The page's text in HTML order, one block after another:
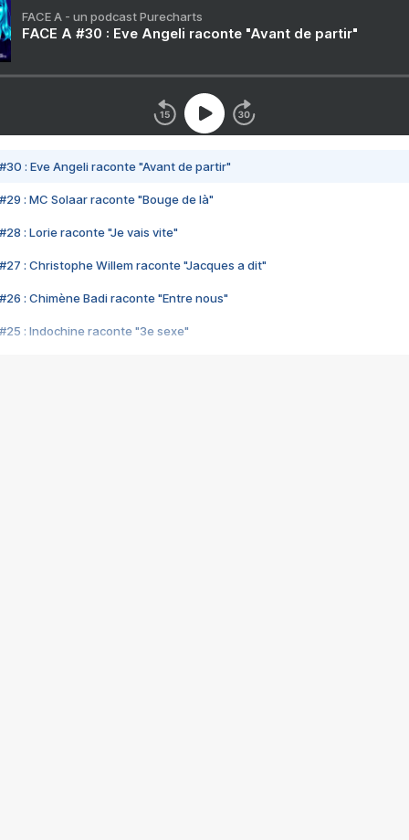
FACE A - un podcast Purecharts
FACE A #30 : Eve Angeli raconte "Avant de partir"
#30 : Eve Angeli raconte "Avant de partir"
#29 : MC Solaar raconte "Bouge de là"
#28 : Lorie raconte "Je vais vite"
#27 : Christophe Willem raconte "Jacques a dit"
#26 : Chimène Badi raconte "Entre nous"
#25 : Indochine raconte "3e sexe"